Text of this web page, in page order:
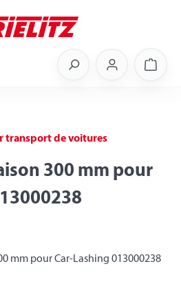
transport de voitures
300 mm pour